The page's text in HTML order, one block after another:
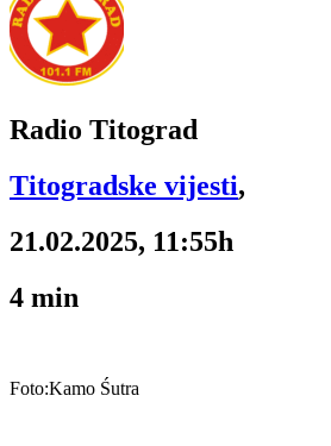
Radio Titograd
Titogradske vijesti,
21.02.2025, 11:55h
4 min
Foto:Kamo Śutra